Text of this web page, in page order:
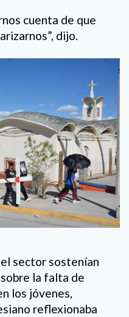
cuenta de que
dijo.
sector sostenían
la falta de
los jóvenes,
reflexionaba